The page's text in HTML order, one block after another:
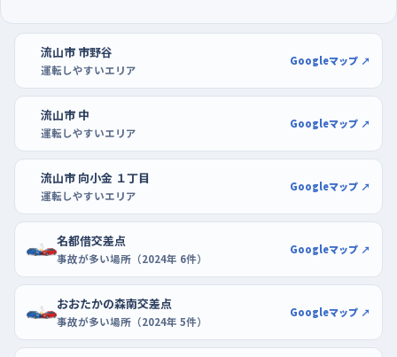
おおたかの森店に寄り、帰りに出口から本線へ合流するところま
でを一続きでやっておくと、実際の外出がぐっと楽になる。
流山市 市野谷
運転しやすいエリア
Googleマップ ↗
流山市 中
運転しやすいエリア
Googleマップ ↗
流山市 向小金 １丁目
運転しやすいエリア
Googleマップ ↗
名都借交差点
事故が多い場所（2024年 6件）
Googleマップ ↗
おおたかの森南交差点
事故が多い場所（2024年 5件）
Googleマップ ↗